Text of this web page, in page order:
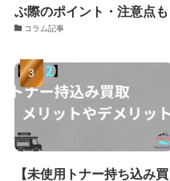
ぶ際のポイント・注意点も
コラム記事
【未使用トナー持ち込み買